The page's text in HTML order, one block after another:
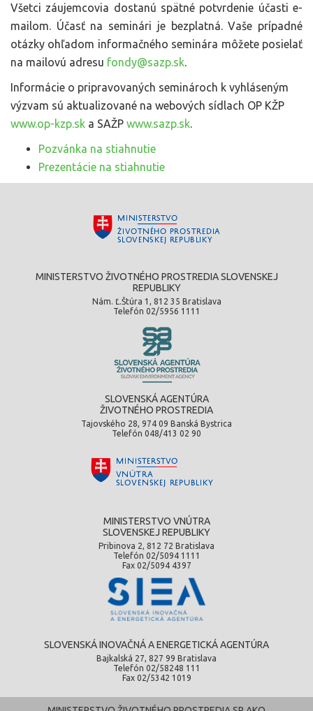
Všetci záujemcovia dostanú spätné potvrdenie účasti e-
mailom. Účasť na seminári je bezplatná. Vaše prípadné
otázky ohľadom informačného seminára môžete posielať
na mailovú adresu fondy@sazp.sk
Informácie o pripravovaných seminároch k vyhláseným
výzvam sú aktualizované na webových sídlach OP KŽP
www.op-kzp.sk a SAŽP www.sazp.sk
Pozvánka na stiahnutie
Prezentácie na stiahnutie
MINISTERSTVO ŽIVOTNÉHO PROSTREDIA SLOVENSKEJ
REPUBLIKY
Nám. Ľ.Štúra 1, 812 35 Bratislava
Telefón 02/5956 1111
SLOVENSKÁ AGENTÚRA
ŽIVOTNÉHO PROSTREDIA
Tajovského 28, 974 09 Banská Bystrica
Telefón 048/413 02 90
MINISTERSTVO VNÚTRA
SLOVENSKEJ REPUBLIKY
Pribinova 2, 812 72 Bratislava
Telefón 02/5094 1111
Fax 02/5094 4397
SLOVENSKÁ INOVAČNÁ A ENERGETICKÁ AGENTÚRA
Bajkalská 27, 827 99 Bratislava
Telefón 02/58248 111
Fax 02/5342 1019